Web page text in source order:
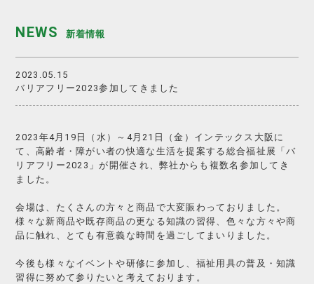
NEWS 新着情報
2023.05.15
バリアフリー2023参加してきました
2023年4月19日（水）～4月21日（金）インテックス大阪に
て、高齢者・障がい者の快適な生活を提案する総合福祉展「バ
リアフリー2023」が開催され、弊社からも複数名参加してき
ました。
会場は、たくさんの方々と商品で大変賑わっておりました。
様々な新商品や既存商品の更なる知識の習得、色々な方々や商
品に触れ、とても有意義な時間を過ごしてまいりました。
今後も様々なイベントや研修に参加し、福祉用具の普及・知識
習得に努めて参りたいと考えております。